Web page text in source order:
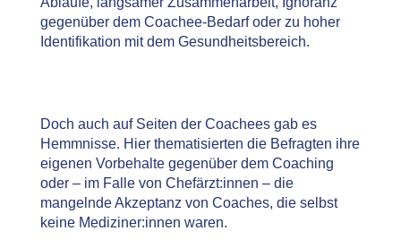
gegenüber dem Coachee-Bedarf oder zu hoher
Identifikation mit dem Gesundheitsbereich.
Doch auch auf Seiten der Coachees gab es
Hemmnisse. Hier thematisierten die Befragten ihre
eigenen Vorbehalte gegenüber dem Coaching
oder – im Falle von Chefärzt:innen – die
mangelnde Akzeptanz von Coaches, die selbst
keine Mediziner:innen waren.